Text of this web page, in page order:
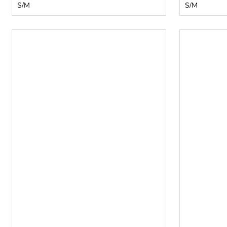
S/M S/M